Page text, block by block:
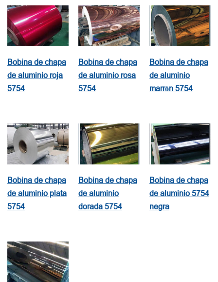
Bobina de chapa
de aluminio roja
5754
Bobina de chapa
de aluminio rosa
5754
Bobina de chapa
de aluminio
marrón 5754
Bobina de chapa
de aluminio plata
5754
Bobina de chapa
de aluminio
dorada 5754
Bobina de chapa
de aluminio 5754
negra